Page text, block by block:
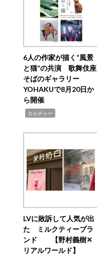
6人の作家が描く“風景
と猫”の共演 歌舞伎座
そばのギャラリー
YOHAKUで8月20日か
ら開催
カルチャー
LVに敗訴して人気が出
た ミルクティーブラ
ンド 【野村義樹✕
リアルワールド】